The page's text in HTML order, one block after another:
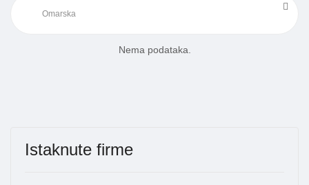
Nema podataka.
Istaknute firme